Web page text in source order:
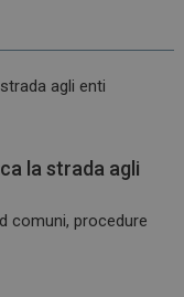
la strada agli
comuni, procedure